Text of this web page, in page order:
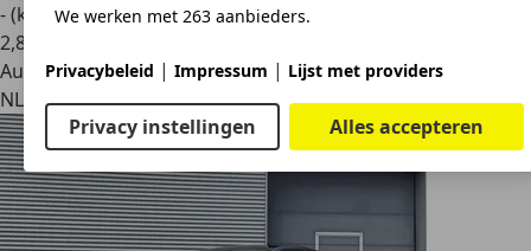
- (kWh/100 km)
2,8
Autobedrijf
NL 3401 RBIjsselstein Ut
We werken met 263 aanbieders.
Privacybeleid | Impressum | Lijst met providers
Privacy instellingen Alles accepteren